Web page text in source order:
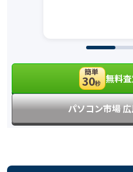
簡単
30秒 無料
パソコン市場